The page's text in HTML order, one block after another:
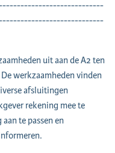
uit aan de A2 ten
werkzaamheden vinden
afsluitingen
rekening mee te
te passen en